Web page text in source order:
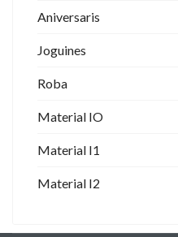
Aniversaris
Joguines
Roba
Material IO
Material I1
Material I2